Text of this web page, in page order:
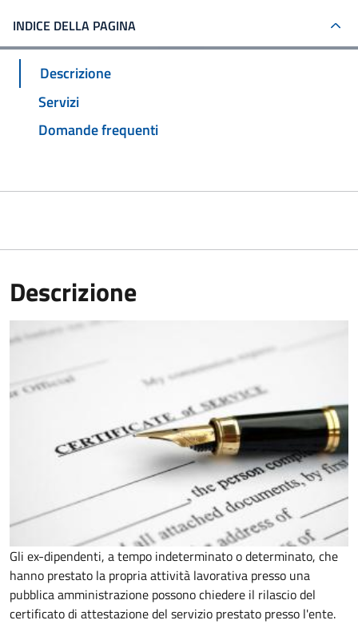
INDICE DELLA PAGINA
Descrizione
Servizi
Domande frequenti
Descrizione
Gli ex-dipendenti, a tempo indeterminato o determinato, che
hanno prestato la propria attività lavorativa presso una
pubblica amministrazione possono chiedere il rilascio del
certificato di attestazione del servizio prestato presso l'ente.